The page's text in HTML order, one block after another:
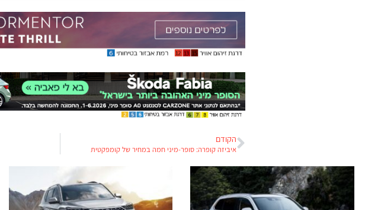
הקודם
איביזה קופרה: סופר-מיני חמה במחיר של קומפקטית